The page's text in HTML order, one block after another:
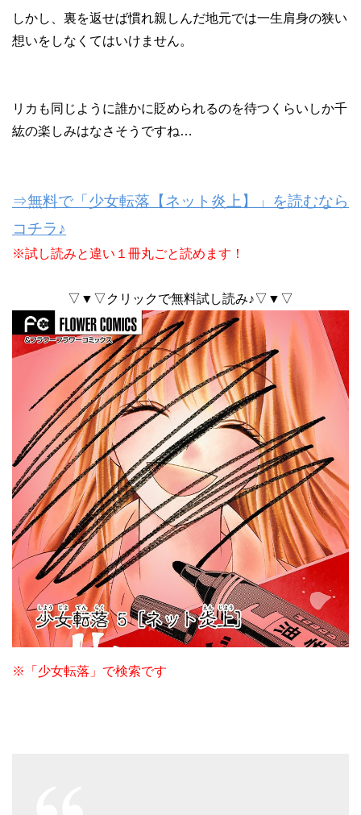
しかし、裏を返せば慣れ親しんだ地元では一生肩身の狭い
想いをしなくてはいけません。
リカも同じように誰かに貶められるのを待つくらいしか千
紘の楽しみはなさそうですね…
⇒無料で「少女転落【ネット炎上】」を読むなら
コチラ♪
※試し読みと違い１冊丸ごと読めます！
▽▼▽クリックで無料試し読み♪▽▼▽
※「少女転落」で検索です